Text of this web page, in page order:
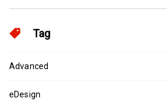
Tag
Advanced
eDesign